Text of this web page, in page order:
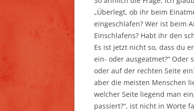
„Überlegt, ob ihr beim
eingeschlafen? Wer ist beim
Einschlafens? Habt ihr den
Es ist jetzt nicht so, dass du
ein- oder ausgeatmet?“ Oder
oder auf der rechten Seite
aber die meisten Menschen
welcher Seite liegend man
passiert?“, ist nicht in Worte